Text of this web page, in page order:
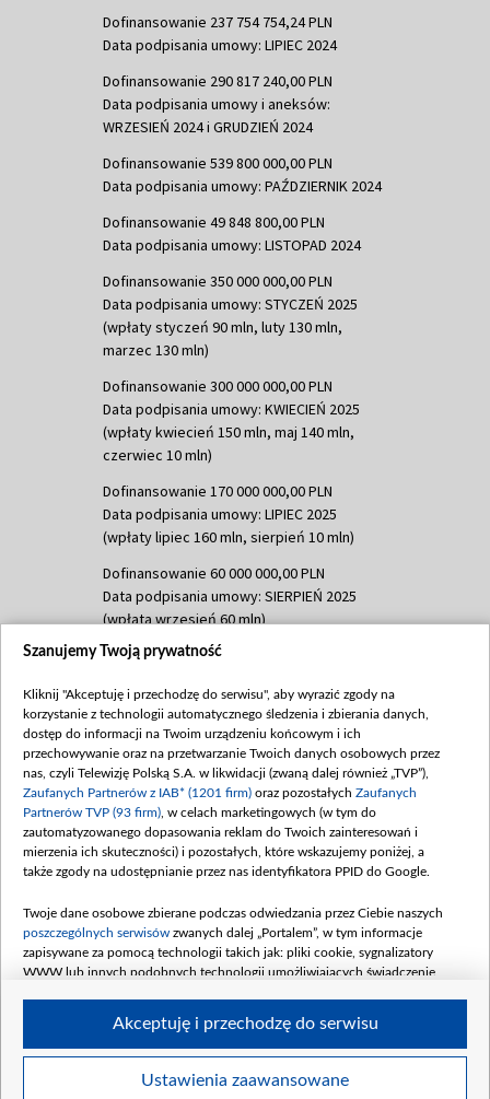
Dofinansowanie 237 754 754,24 PLN
Data podpisania umowy: LIPIEC 2024
Dofinansowanie 290 817 240,00 PLN
Data podpisania umowy i aneksów:
WRZESIEŃ 2024 i GRUDZIEŃ 2024
Dofinansowanie 539 800 000,00 PLN
Data podpisania umowy: PAŹDZIERNIK 2024
Dofinansowanie 49 848 800,00 PLN
Data podpisania umowy: LISTOPAD 2024
Dofinansowanie 350 000 000,00 PLN
Data podpisania umowy: STYCZEŃ 2025
(wpłaty styczeń 90 mln, luty 130 mln,
marzec 130 mln)
Dofinansowanie 300 000 000,00 PLN
Data podpisania umowy: KWIECIEŃ 2025
(wpłaty kwiecień 150 mln, maj 140 mln,
czerwiec 10 mln)
Dofinansowanie 170 000 000,00 PLN
Data podpisania umowy: LIPIEC 2025
(wpłaty lipiec 160 mln, sierpień 10 mln)
Dofinansowanie 60 000 000,00 PLN
Data podpisania umowy: SIERPIEŃ 2025
(wpłata wrzesień 60 mln)
Dofinansowanie 635 783 051,21 PLN
(wpłata wrzesień 100 mln, październik 350
mln, listopad 265 mln)
Dofinansowanie 48 862 000,00 PLN
Data podpisania umowy: GRUDZIEŃ 2025
(wpłata grudzień 60,548 mln)
Dofinansowanie 900 000 000,00 PLN
Data podpisania umowy: LUTY 2026 (wpłata
kwiecień 180 mln, 7 maja 180 mln, 8
czerwca 90 mln)
Dofinansowanie 250 000 000,00 PLN
4 sierpnia 250 mln
Szanujemy Twoją prywatność
Kliknij "Akceptuję i przechodzę do serwisu", aby wyrazić zgody na
korzystanie z technologii automatycznego śledzenia i zbierania danych,
dostęp do informacji na Twoim urządzeniu końcowym i ich
przechowywanie oraz na przetwarzanie Twoich danych osobowych przez
nas, czyli Telewizję Polską S.A. w likwidacji (zwaną dalej również „TVP”),
Zaufanych Partnerów z IAB* (1201 firm) oraz pozostałych Zaufanych
Partnerów TVP (93 firm) , w celach marketingowych (w tym do
zautomatyzowanego dopasowania reklam do Twoich zainteresowań i
mierzenia ich skuteczności) i pozostałych, które wskazujemy poniżej, a
także zgody na udostępnianie przez nas identyfikatora PPID do Google.
Twoje dane osobowe zbierane podczas odwiedzania przez Ciebie naszych
poszczególnych serwisów zwanych dalej „Portalem”, w tym informacje
zapisywane za pomocą technologii takich jak: pliki cookie, sygnalizatory
WWW lub innych podobnych technologii umożliwiających świadczenie
Twoje dane osobowe zbierane podczas odwiedzania przez Ciebie
Ustawienia zaawansowane
Akceptuję i przechodzę do serwisu